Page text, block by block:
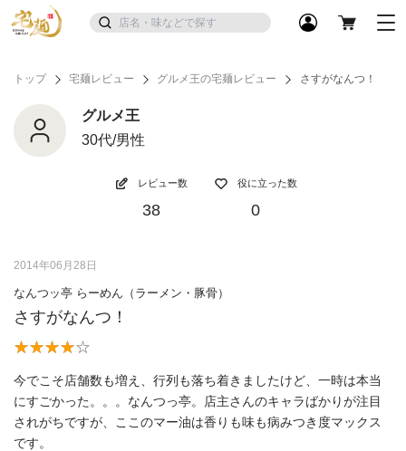
トップ 宅麺レビュー グルメ王の宅麺レビュー さすがなんつ！
グルメ王
30代/男性
レビュー数
38
役に立った数
0
2014年06月28日
なんつッ亭 らーめん（ラーメン・豚骨）
さすがなんつ！
今でこそ店舗数も増え、行列も落ち着きましたけど、一時は本当
にすごかった。。。なんつっ亭。店主さんのキャラばかりが注目
されがちですが、ここのマー油は香りも味も病みつき度マックス
です。